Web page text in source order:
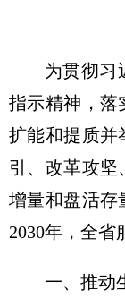
为贯彻习
指示精神，落
扩能和提质并
引、改革攻坚
增量和盘活存
2030年，全省
一、推动